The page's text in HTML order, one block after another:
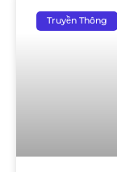
Truyền Thông